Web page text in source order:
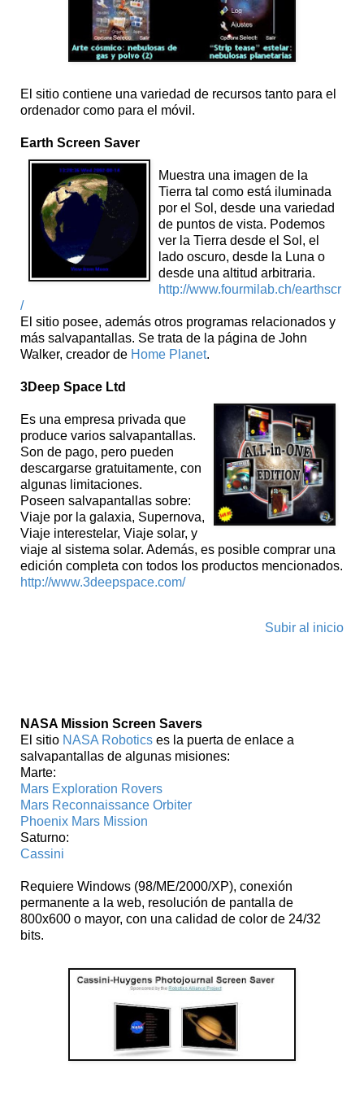
El sitio contiene una variedad de recursos tanto para el
ordenador como para el móvil.
Earth Screen Saver
Muestra una imagen de la
Tierra tal como está iluminada
por el Sol, desde una variedad
de puntos de vista. Podemos
ver la Tierra desde el Sol, el
lado oscuro, desde la Luna o
desde una altitud arbitraria.
http://www.fourmilab.ch/earthscr
/
El sitio posee, además otros programas relacionados y
más salvapantallas. Se trata de la página de John
Walker, creador de Home Planet.
3Deep Space Ltd
Es una empresa privada que
produce varios salvapantallas.
Son de pago, pero pueden
descargarse gratuitamente, con
algunas limitaciones.
Poseen salvapantallas sobre:
Viaje por la galaxia, Supernova,
Viaje interestelar, Viaje solar, y
viaje al sistema solar. Además, es posible comprar una
edición completa con todos los productos mencionados.
http://www.3deepspace.com/
Subir al inicio
NASA Mission Screen Savers
El sitio NASA Robotics es la puerta de enlace a
salvapantallas de algunas misiones:
Marte:
Mars Exploration Rovers
Mars Reconnaissance Orbiter
Phoenix Mars Mission
Saturno:
Cassini
Requiere Windows (98/ME/2000/XP), conexión
permanente a la web, resolución de pantalla de
800x600 o mayor, con una calidad de color de 24/32
bits.